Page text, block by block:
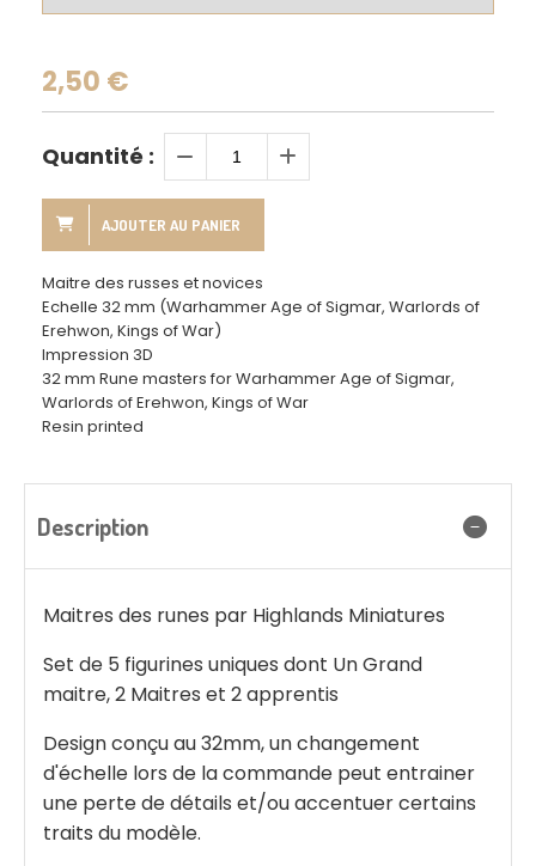
2,50 €
Quantité :
AJOUTER AU PANIER
Maitre des russes et novices
Echelle 32 mm (Warhammer Age of Sigmar, Warlords of
Erehwon, Kings of War)
Impression 3D
32 mm Rune masters for Warhammer Age of Sigmar,
Warlords of Erehwon, Kings of War
Resin printed
Description
Maitres des runes par Highlands Miniatures
Set de 5 figurines uniques dont Un Grand
maitre, 2 Maitres et 2 apprentis
Design conçu au 32mm, un changement
d'échelle lors de la commande peut entrainer
une perte de détails et/ou accentuer certains
traits du modèle.